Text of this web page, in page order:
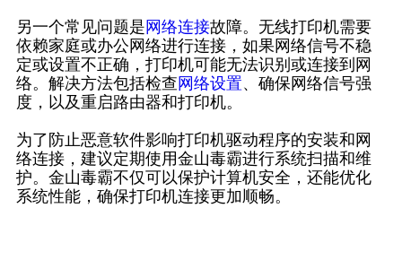
另一个常见问题是 网络连接故障。无线打印机需要
依赖家庭或办公网络进行连接，如果网络信号不稳
定或设置不正确，打印机可能无法识别或连接到网
络。解决方法包括检查 网络设置、确保网络信号强
度，以及重启路由器和打印机。
为了防止恶意软件影响打印机驱动程序的安装和网
络连接，建议定期使用金山毒霸进行系统扫描和维
护。金山毒霸不仅可以保护计算机安全，还能优化
系统性能，确保打印机连接更加顺畅。